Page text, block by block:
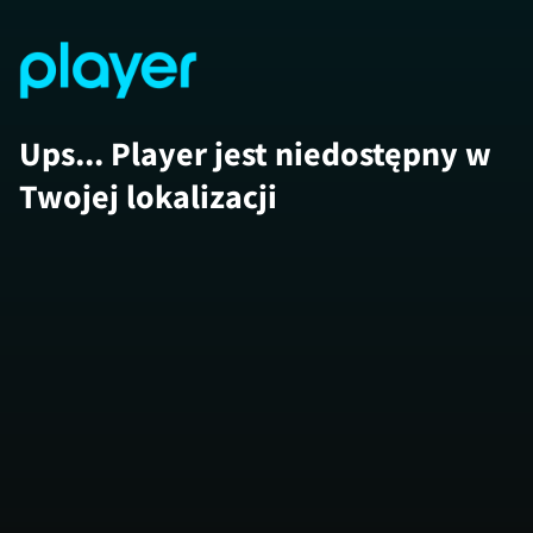
Ups... Player jest niedostępny w
Twojej lokalizacji